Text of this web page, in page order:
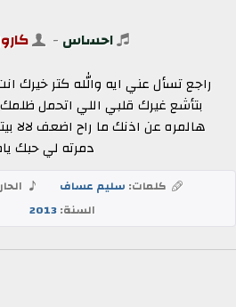
احساس -
راجع تسأل عني ايه والله كتر خيرك
بتأشع غيرك قلبي اللي اتحمل
هالمره عن اذنك ما راح اضعف لالا
دمرته لي حبك
كلمات: سليم عساف
السنة:2013